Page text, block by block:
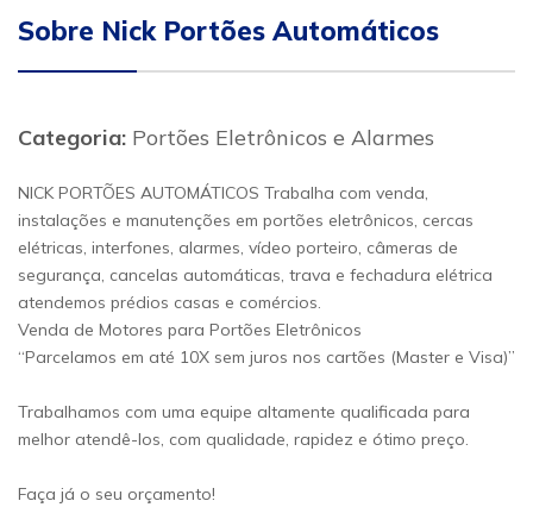
Sobre Nick Portões Automáticos
Categoria: Portões Eletrônicos e Alarmes
NICK PORTÕES AUTOMÁTICOS Trabalha com venda,
instalações e manutenções em portões eletrônicos, cercas
elétricas, interfones, alarmes, vídeo porteiro, câmeras de
segurança, cancelas automáticas, trava e fechadura elétrica
atendemos prédios casas e comércios.
Venda de Motores para Portões Eletrônicos
“Parcelamos em até 10X sem juros nos cartões (Master e Visa)”
Trabalhamos com uma equipe altamente qualificada para
melhor atendê-los, com qualidade, rapidez e ótimo preço.
Faça já o seu orçamento!